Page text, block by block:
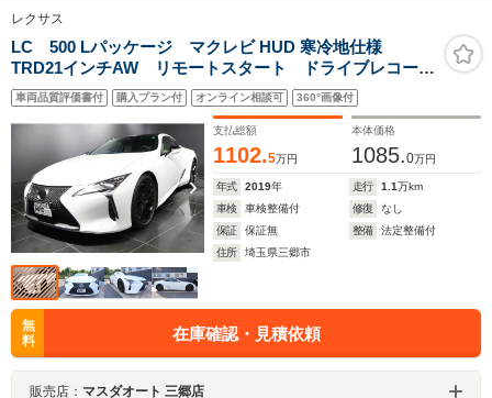
レクサス
LC 500 Lパッケージ マクレビ HUD 寒冷地仕様
TRD21インチAW リモートスタート ドライブレコーダ
ー ベンチレーション機能付きシートヒーター ステア
リングヒーター 三眼LEDヘッドライトパドルシフト
ビルトイン2.0ETC
車両品質評価書付 購入プラン付 オンライン相談可 360°画像付
支払総額
1102.5万円
本体価格
1085.0万円
年式 2019年 走行 1.1万km
車検
車検整備付 修復
なし
保証
保証無 整備
法定整備付
住所
埼玉県三郷市
無
料
在庫確認・見積依頼
販売店： マスダオート 三郷店